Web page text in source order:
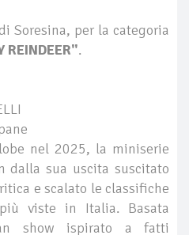
Soresina, per la categoria
REINDEER".
nel 2025, la miniserie
dalla sua uscita suscitato
e scalato le classifiche
viste in Italia. Basata
show ispirato a fatti